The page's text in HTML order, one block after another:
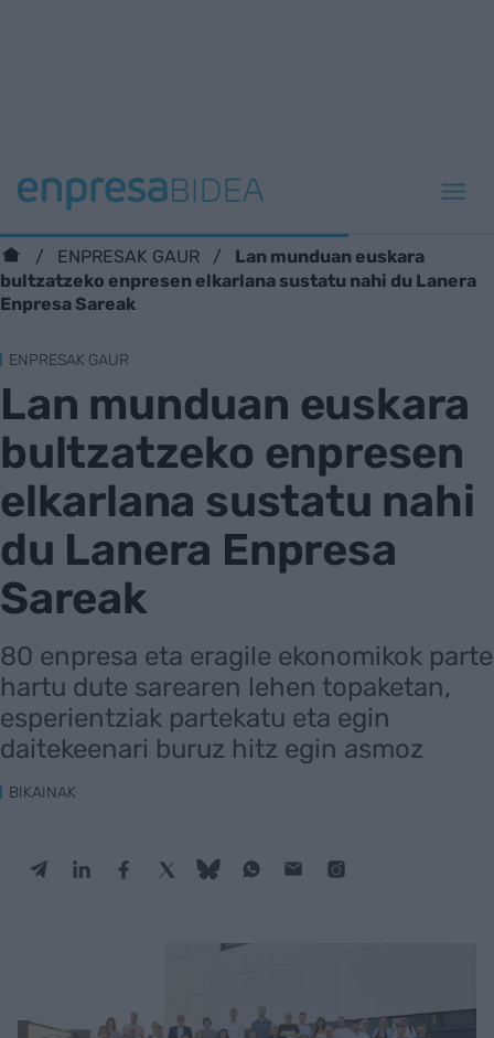
ENPRESAK GAUR
Lan munduan euskara
bultzatzeko enpresen elkarlana sustatu nahi du Lanera
Enpresa Sareak
ENPRESAK GAUR
Lan munduan euskara
bultzatzeko enpresen
elkarlana sustatu nahi
du Lanera Enpresa
Sareak
80 enpresa eta eragile ekonomikok parte
hartu dute sarearen lehen topaketan,
esperientziak partekatu eta egin
daitekeenari buruz hitz egin asmoz
BIKAINAK